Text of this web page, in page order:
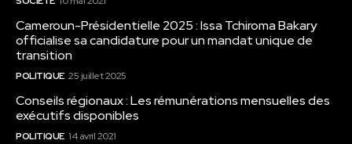
Cameroun-Présidentielle 2025 : Issa Tchiroma Bakary
officialise sa candidature pour un mandat unique de
transition
POLITIQUE 25 juillet 2025
Conseils régionaux : Les rémunérations mensuelles des
exécutifs disponibles
POLITIQUE 14 avril 2021